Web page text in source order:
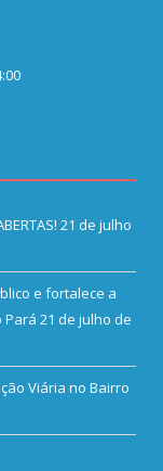
21 de julho
e fortalece a
Pará 21 de julho de
Viária no Bairro